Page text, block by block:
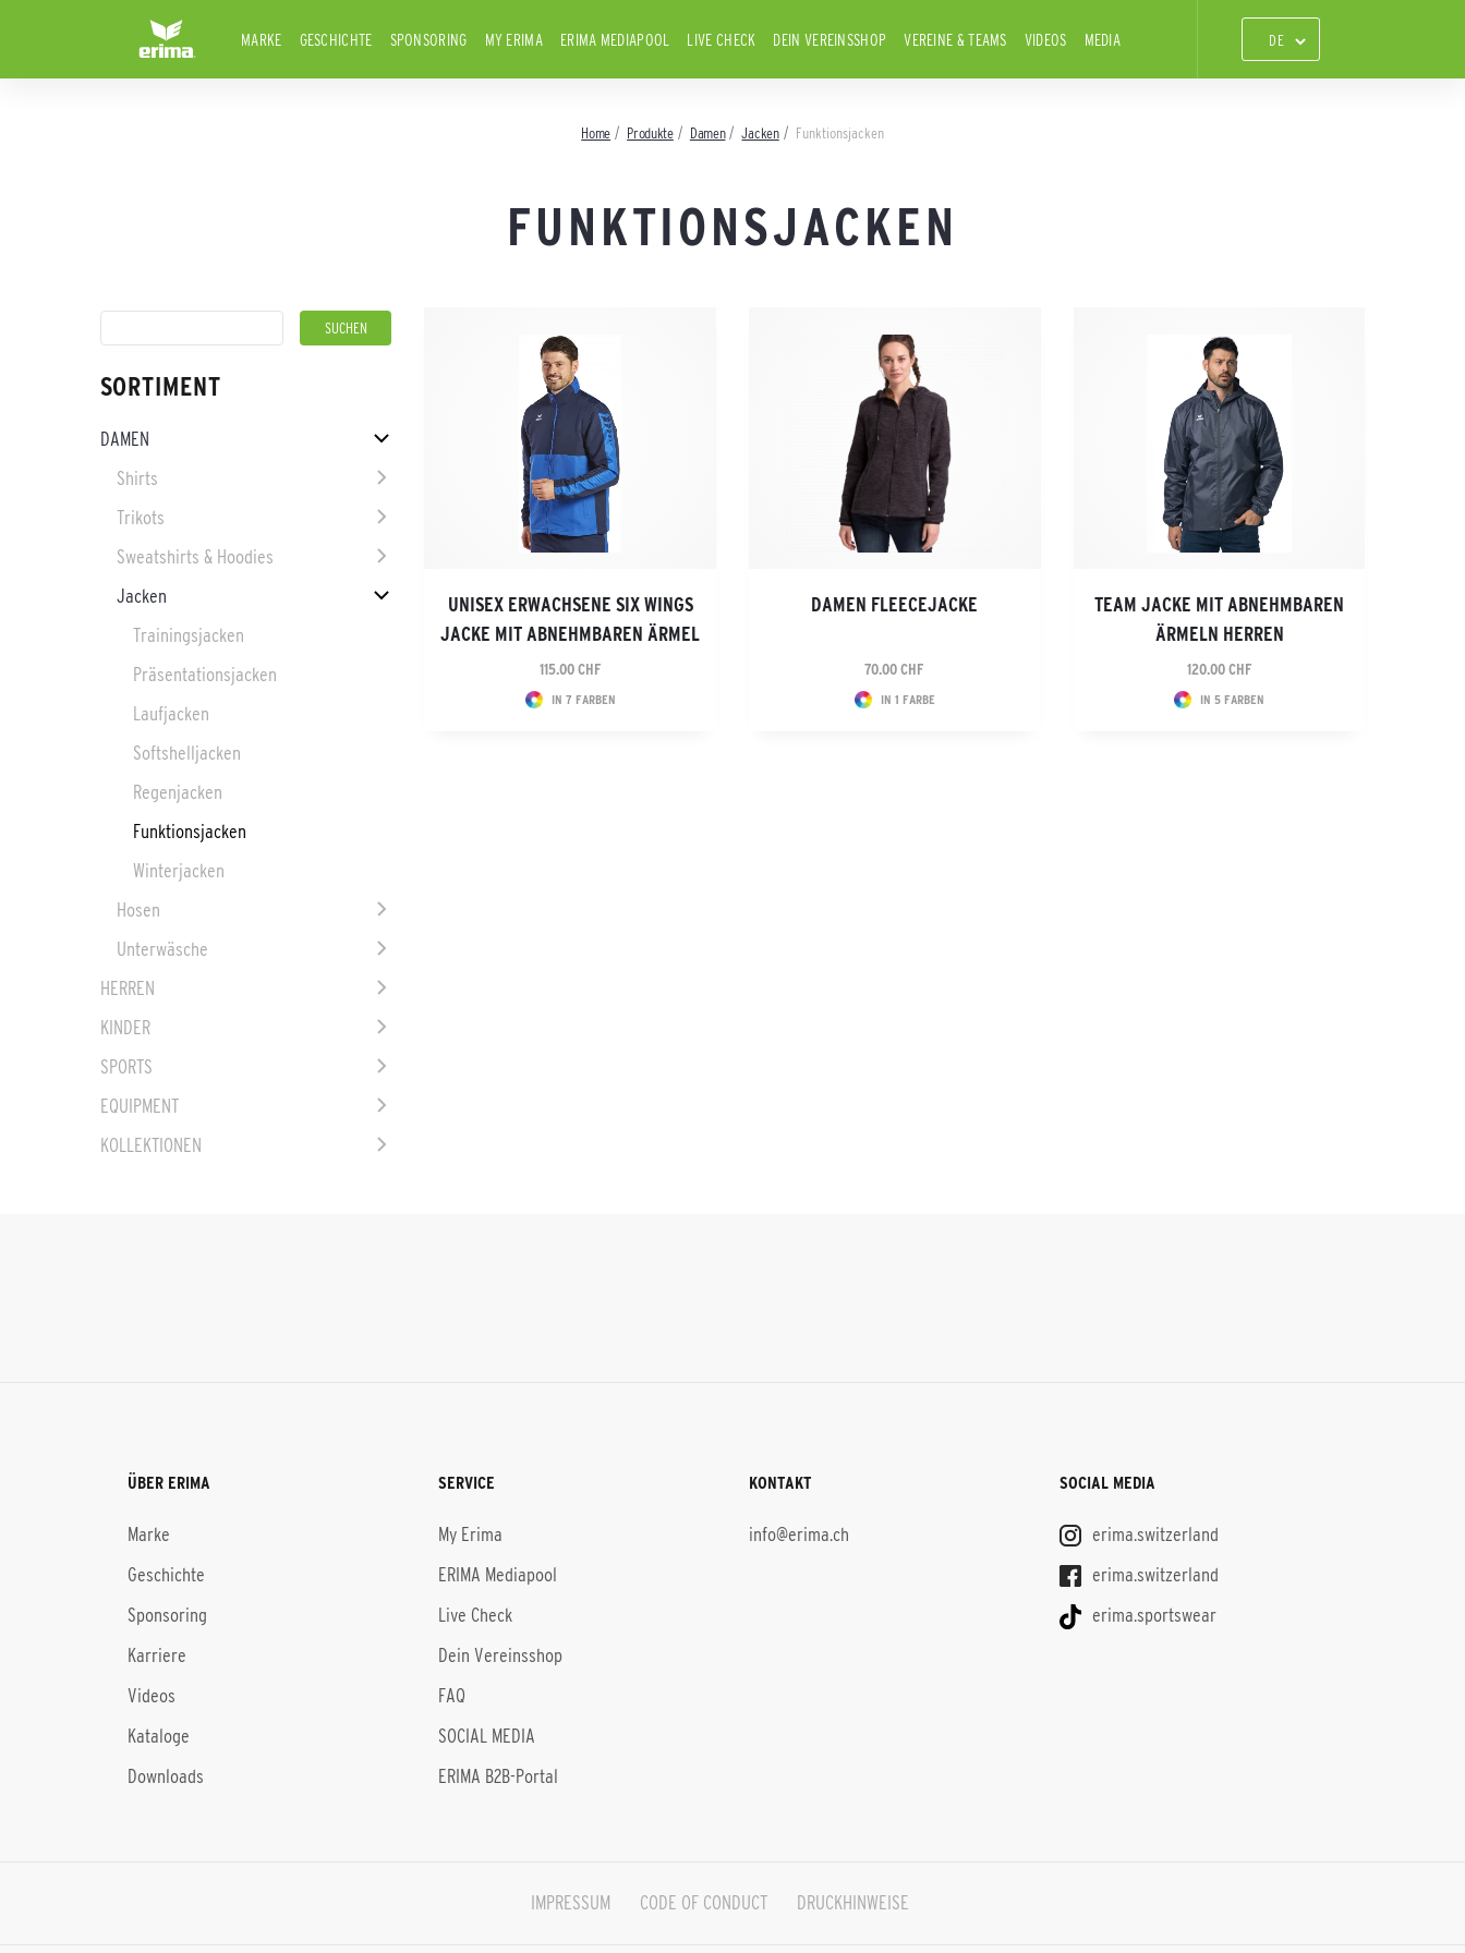
MARKE GESCHICHTE SPONSORING MY ERIMA ERIMA MEDIAPOOL LIVE CHECK DEIN VEREINSSHOP VEREINE & TEAMS VIDEOS MEDIA
Home Produkte Damen Jacken Funktionsjacken
FUNKTIONSJACKEN
SORTIMENT
DAMEN
Shirts
Trikots
Sweatshirts & Hoodies
Jacken
Trainingsjacken
Präsentationsjacken
Laufjacken
Softshelljacken
Regenjacken
Funktionsjacken
Winterjacken
Hosen
Unterwäsche
HERREN
KINDER
SPORTS
EQUIPMENT
KOLLEKTIONEN
UNISEX ERWACHSENE SIX WINGS
JACKE MIT ABNEHMBAREN ÄRMEL
115.00 CHF
IN 7 FARBEN
DAMEN FLEECEJACKE
70.00 CHF
IN 1 FARBE
TEAM JACKE MIT ABNEHMBAREN
ÄRMELN HERREN
120.00 CHF
IN 5 FARBEN
ÜBER ERIMA
Marke
Geschichte
Sponsoring
Karriere
Videos
Kataloge
Downloads
SERVICE
My Erima
ERIMA Mediapool
Live Check
Dein Vereinsshop
FAQ
SOCIAL MEDIA
ERIMA B2B-Portal
KONTAKT
info@erima.ch
SOCIAL MEDIA
erima.switzerland
erima.switzerland
erima.sportswear
IMPRESSUM CODE OF CONDUCT DRUCKHINWEISE